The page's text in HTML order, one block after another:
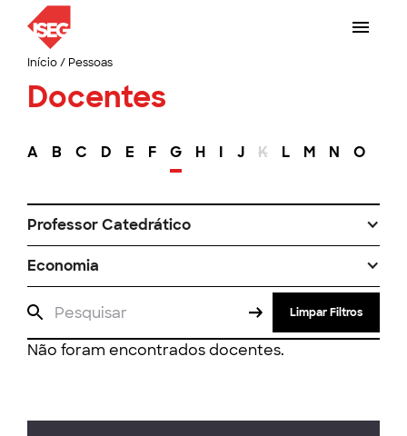
Início/ Pessoas
Docentes
A B C D E F G H I J K L M N O
Professor Catedrático
Economia
Limpar Filtros
Não foram encontrados docentes.